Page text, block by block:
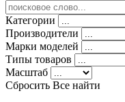
Категории
Производители
Марки моделей
Типы товаров
Масштаб
Сбросить Все найти